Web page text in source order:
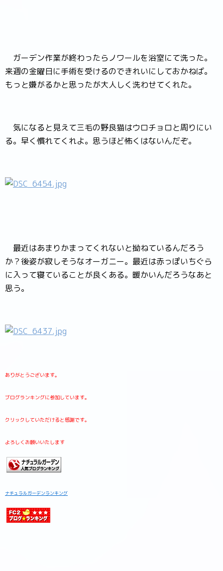
ガーデン作業が終わったらノワールを浴室にて洗った。
来週の金曜日に手術を受けるのできれいにしておかねば。
もっと嫌がるかと思ったが大人しく洗わせてくれた。
気になると見えて三毛の野良猫はウロチョロと周りにい
る。早く慣れてくれよ。思うほど怖くはないんだぞ。
最近はあまりかまってくれないと拗ねているんだろう
か？後姿が寂しそうなオーガニー。最近は赤っぽいちぐら
に入って寝ていることが良くある。暖かいんだろうなあと
思う。
ありがとうございます。
ブログランキングに参加しています。
クリックしていただけると感謝です。
よろしくお願いいたします
ナチュラルガーデンランキング